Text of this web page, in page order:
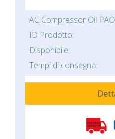
AC Compressor Oil
ID Prodotto:
Disponibile:
Tempi di consegna: